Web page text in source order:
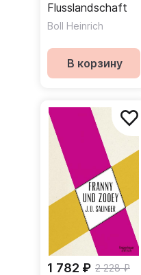
Flusslandschaft
Boll Heinrich
В корзину
1 782 ₽ 2 228 ₽